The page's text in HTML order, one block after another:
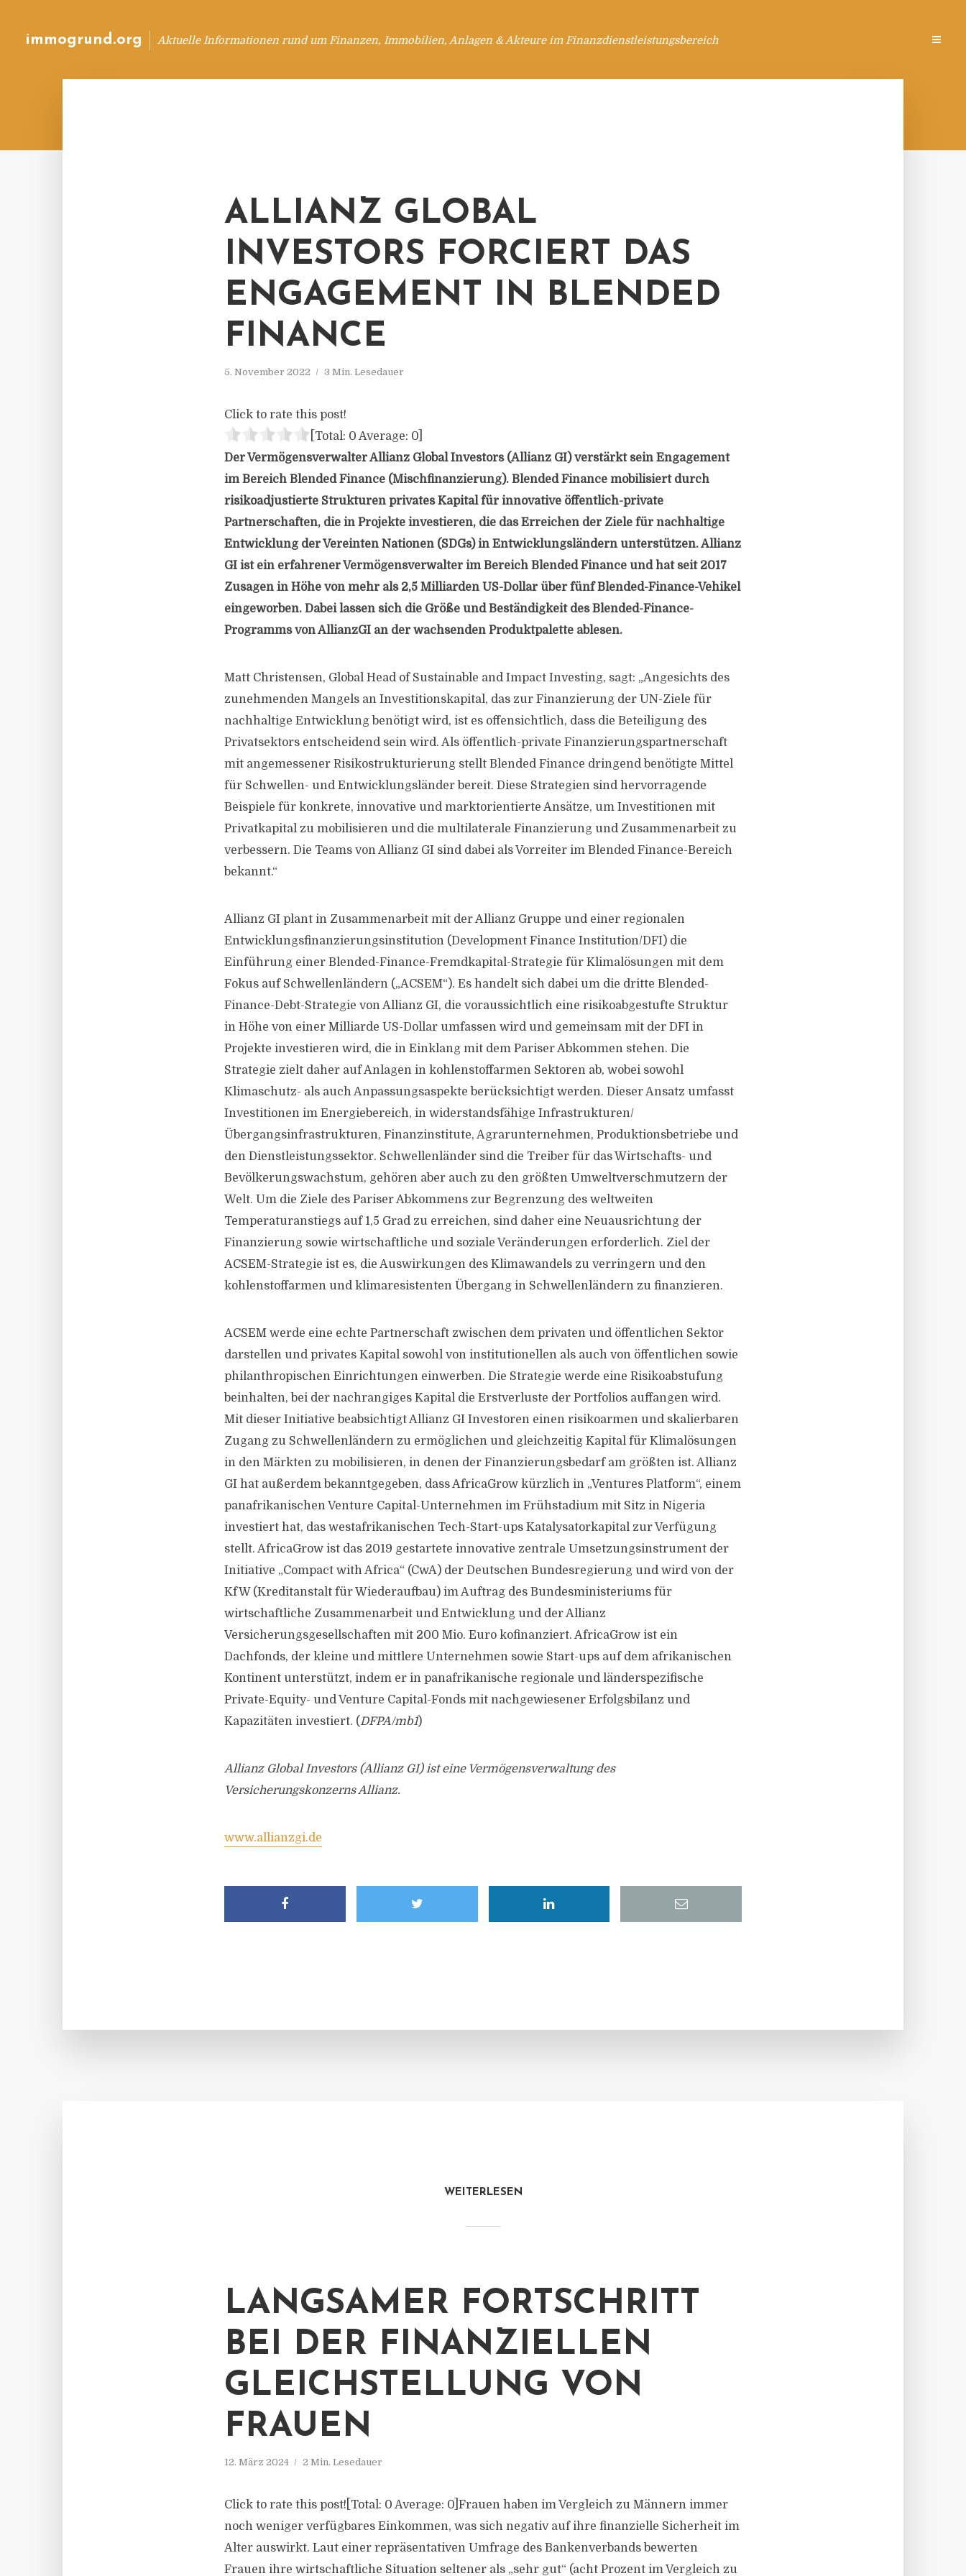
immogrund.org Aktuelle Informationen rund um Finanzen, Immobilien, Anlagen & Akteure im Finanzdienstleistungsbereich
ALLIANZ GLOBAL
INVESTORS FORCIERT DAS
ENGAGEMENT IN BLENDED
FINANCE
5. November 2022 3 Min. Lesedauer
Click to rate this post!
[Total: 0 Average: 0
Der Vermögensverwalter Allianz Global Investors (Allianz GI) verstärkt sein Engagement
im Bereich Blended Finance (Mischfinanzierung). Blended Finance mobilisiert durch
risikoadjustierte Strukturen privates Kapital für innovative öffentlich-private
Partnerschaften, die in Projekte investieren, die das Erreichen der Ziele für nachhaltige
Entwicklung der Vereinten Nationen (SDGs) in Entwicklungsländern unterstützen. Allianz
GI ist ein erfahrener Vermögensverwalter im Bereich Blended Finance und hat seit 2017
Zusagen in Höhe von mehr als 2,5 Milliarden US-Dollar über fünf Blended-Finance-Vehikel
eingeworben. Dabei lassen sich die Größe und Beständigkeit des Blended-Finance-
Programms von AllianzGI an der wachsenden Produktpalette ablesen.
Matt Christensen, Global Head of Sustainable and Impact Investing, sagt: „Angesichts des
zunehmenden Mangels an Investitionskapital, das zur Finanzierung der UN-Ziele für
nachhaltige Entwicklung benötigt wird, ist es offensichtlich, dass die Beteiligung des
Privatsektors entscheidend sein wird. Als öffentlich-private Finanzierungspartnerschaft
mit angemessener Risikostrukturierung stellt Blended Finance dringend benötigte Mittel
für Schwellen- und Entwicklungsländer bereit. Diese Strategien sind hervorragende
Beispiele für konkrete, innovative und marktorientierte Ansätze, um Investitionen mit
Privatkapital zu mobilisieren und die multilaterale Finanzierung und Zusammenarbeit zu
verbessern. Die Teams von Allianz GI sind dabei als Vorreiter im Blended Finance-Bereich
bekannt.“
Allianz GI plant in Zusammenarbeit mit der Allianz Gruppe und einer regionalen
Entwicklungsfinanzierungsinstitution (Development Finance Institution/DFI) die
Einführung einer Blended-Finance-Fremdkapital-Strategie für Klimalösungen mit dem
Fokus auf Schwellenländern („ACSEM“). Es handelt sich dabei um die dritte Blended-
Finance-Debt-Strategie von Allianz GI, die voraussichtlich eine risikoabgestufte Struktur
in Höhe von einer Milliarde US-Dollar umfassen wird und gemeinsam mit der DFI in
Projekte investieren wird, die in Einklang mit dem Pariser Abkommen stehen. Die
Strategie zielt daher auf Anlagen in kohlenstoffarmen Sektoren ab, wobei sowohl
Klimaschutz- als auch Anpassungsaspekte berücksichtigt werden. Dieser Ansatz umfasst
Investitionen im Energiebereich, in widerstandsfähige Infrastrukturen/
Übergangsinfrastrukturen, Finanzinstitute, Agrarunternehmen, Produktionsbetriebe und
den Dienstleistungssektor. Schwellenländer sind die Treiber für das Wirtschafts- und
Bevölkerungswachstum, gehören aber auch zu den größten Umweltverschmutzern der
Welt. Um die Ziele des Pariser Abkommens zur Begrenzung des weltweiten
Temperaturanstiegs auf 1,5 Grad zu erreichen, sind daher eine Neuausrichtung der
Finanzierung sowie wirtschaftliche und soziale Veränderungen erforderlich. Ziel der
ACSEM-Strategie ist es, die Auswirkungen des Klimawandels zu verringern und den
kohlenstoffarmen und klimaresistenten Übergang in Schwellenländern zu finanzieren.
ACSEM werde eine echte Partnerschaft zwischen dem privaten und öffentlichen Sektor
darstellen und privates Kapital sowohl von institutionellen als auch von öffentlichen sowie
philanthropischen Einrichtungen einwerben. Die Strategie werde eine Risikoabstufung
beinhalten, bei der nachrangiges Kapital die Erstverluste der Portfolios auffangen wird.
Mit dieser Initiative beabsichtigt Allianz GI Investoren einen risikoarmen und skalierbaren
Zugang zu Schwellenländern zu ermöglichen und gleichzeitig Kapital für Klimalösungen
in den Märkten zu mobilisieren, in denen der Finanzierungsbedarf am größten ist. Allianz
GI hat außerdem bekanntgegeben, dass AfricaGrow kürzlich in „Ventures Platform“, einem
panafrikanischen Venture Capital-Unternehmen im Frühstadium mit Sitz in Nigeria
investiert hat, das westafrikanischen Tech-Start-ups Katalysatorkapital zur Verfügung
stellt. AfricaGrow ist das 2019 gestartete innovative zentrale Umsetzungsinstrument der
Initiative „Compact with Africa“ (CwA) der Deutschen Bundesregierung und wird von der
KfW (Kreditanstalt für Wiederaufbau) im Auftrag des Bundesministeriums für
wirtschaftliche Zusammenarbeit und Entwicklung und der Allianz
Versicherungsgesellschaften mit 200 Mio. Euro kofinanziert. AfricaGrow ist ein
Dachfonds, der kleine und mittlere Unternehmen sowie Start-ups auf dem afrikanischen
Kontinent unterstützt, indem er in panafrikanische regionale und länderspezifische
Private-Equity- und Venture Capital-Fonds mit nachgewiesener Erfolgsbilanz und
Kapazitäten investiert. (DFPA/mb1)
Allianz Global Investors (Allianz GI) ist eine Vermögensverwaltung des
Versicherungskonzerns Allianz.
www.allianzgi.de
WEITERLESEN
LANGSAMER FORTSCHRITT
BEI DER FINANZIELLEN
GLEICHSTELLUNG VON
FRAUEN
12. März 2024 2 Min. Lesedauer
Click to rate this post![Total: 0 Average: 0]Frauen haben im Vergleich zu Männern immer
noch weniger verfügbares Einkommen, was sich negativ auf ihre finanzielle Sicherheit im
Alter auswirkt. Laut einer repräsentativen Umfrage des Bankenverbands bewerten
Frauen ihre wirtschaftliche Situation seltener als „sehr gut“ (acht Prozent im Vergleich zu